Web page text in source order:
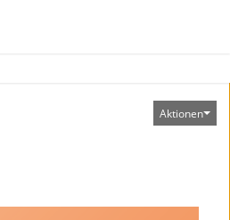
Aktionen